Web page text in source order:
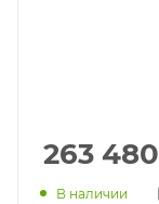
263 480
В наличии